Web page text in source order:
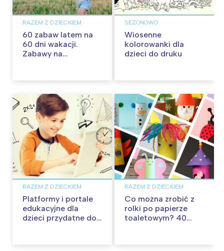
RAZEM Z DZIECKIEM
60 zabaw latem na
60 dni wakacji.
Zabawy na
SEZONOWO
Wiosenne
kolorowanki dla
dzieci do druku
RAZEM Z DZIECKIEM
Platformy i portale
edukacyjne dla
dzieci przydatne do
RAZEM Z DZIECKIEM
Co można zrobić z
rolki po papierze
toaletowym? 40